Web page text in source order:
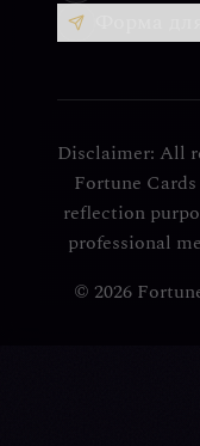
Disclaimer: All
Fortune
reflection
professional
© 2026